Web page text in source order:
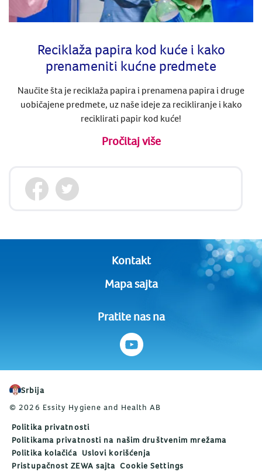
Reciklaža papira kod kuće i kako
prenameniti kućne predmete
Naučite šta je reciklaža papira i prenamena papira i druge
uobičajene predmete, uz naše ideje za recikliranje i kako
reciklirati papir kod kuće!
Pročitaj više
Kontakt
Mapa sajta
Pratite nas na
Srbija
© 2026 Essity Hygiene and Health AB
Politika privatnosti
Politikama privatnosti na našim društvenim mrežama
Politika kolačića Uslovi korišćenja
Pristupačnost ZEWA sajta Cookie Settings